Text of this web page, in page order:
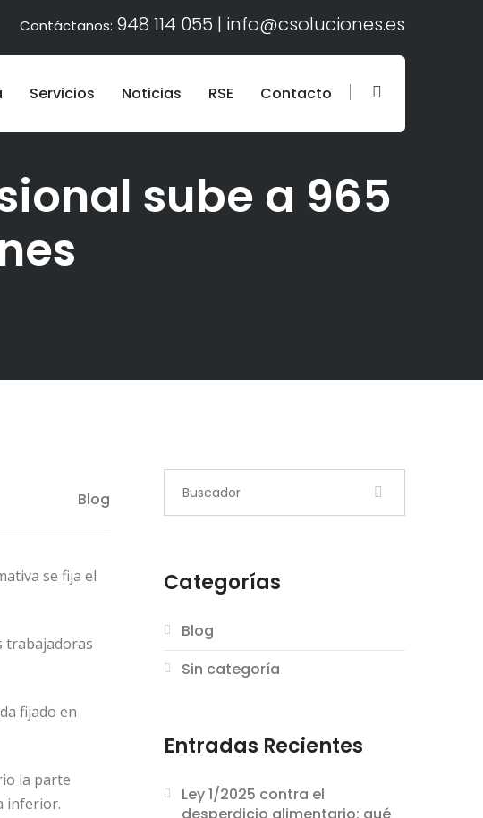
Contáctanos: 948 114 055 | info@csoluciones.es
Servicios Noticias RSE Contacto
sube a 965
Blog
se fija el
trabajadoras
fijado en
la parte
inferior.
Categorías
Blog
Sin categoría
Entradas Recientes
Ley 1/2025 contra el